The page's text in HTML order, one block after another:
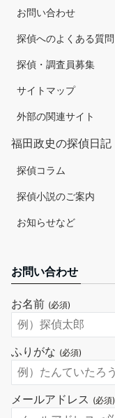
お問い合わせ
探偵へのよくある質問
探偵・調査員募集
サイトマップ
外部の関連サイト
福田政史の探偵日記
探偵コラム
探偵小説のご案内
お知らせなど
お問い合わせ
お名前 (必須)
ふりがな (必須)
メールアドレス (必須)